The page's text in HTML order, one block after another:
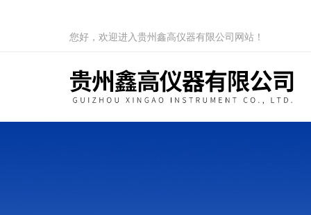
您好，欢迎进入贵州鑫高仪器有限公司网站！